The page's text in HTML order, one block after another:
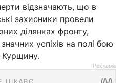
відзначають, що в
захисники провели
ділянках фронту,
успіхів на полі бою
Курщину.
Реклама